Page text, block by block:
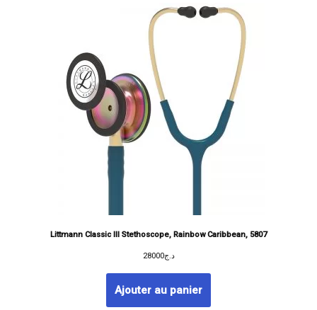
Littmann Classic III Stethoscope, Rainbow Caribbean, 5807
د.ج28000
Ajouter au panier